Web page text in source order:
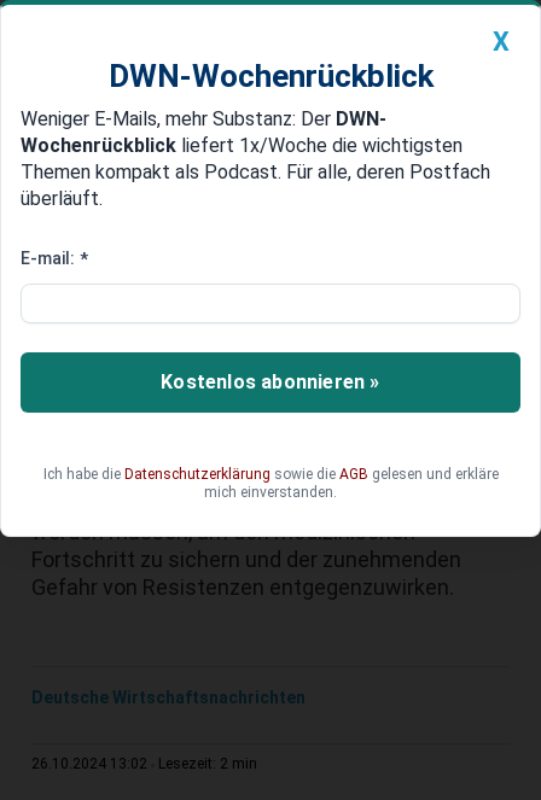
Newsticker MEIN DWN: Geldanlage Premium
Edelmetalle DWN-Magazin China
Antibiotika-Krise: Experten
gegen Resistenzen
Alleine in der EU sterben jährlich Zehntausende
Menschen an Infektionen, die durch
Experten betonen, dass dringend neue Anreize
für die Entwicklung von Antibiotika geschaffen
werden müssen, um den medizinischen
Fortschritt zu sichern und der zunehmenden
Gefahr von Resistenzen entgegenzuwirken.
Deutsche Wirtschaftsnachrichten
26.10.2024 13:02 Lesezeit: 2 min
X
DWN-Wochenrückblick
Weniger E-Mails, mehr Substanz: Der DWN-
Wochenrückblick liefert 1x/Woche die wichtigsten
Themen kompakt als Podcast. Für alle, deren Postfach
überläuft.
E-mail: *
Kostenlos abonnieren »
Ich habe die Datenschutzerklärung sowie die AGB gelesen und erkläre
mich einverstanden.